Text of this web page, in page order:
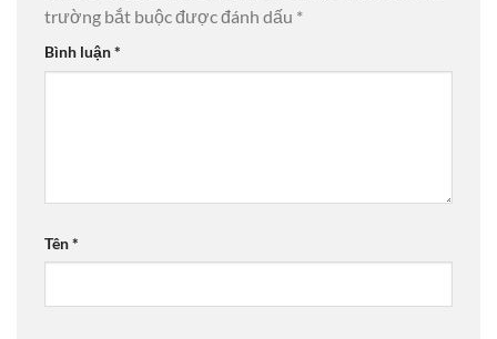
trường bắt buộc được đánh dấu *
Bình luận*
Tên*